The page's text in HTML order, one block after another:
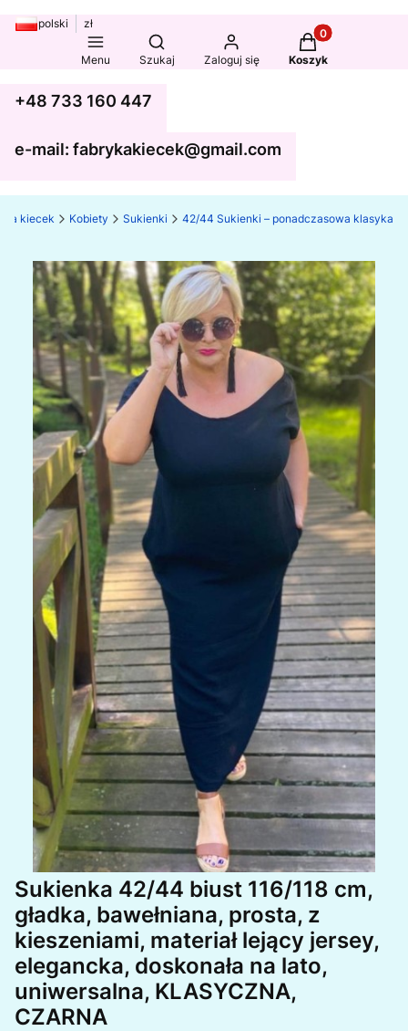
polski zł
Menu
Otwórz wyszukiwarkę
Szukaj Zaloguj się
Produkty w
Koszyk
+48 733 160 447
e-mail: fabrykakiecek@gmail.com
kiecek Kobiety Sukienki 42/44 Sukienki – ponadczasowa klasyka
Sukienka 42/44 biust 116/118 cm,
gładka, bawełniana, prosta, z
kieszeniami, materiał lejący jersey,
elegancka, doskonała na lato,
uniwersalna, KLASYCZNA,
CZARNA